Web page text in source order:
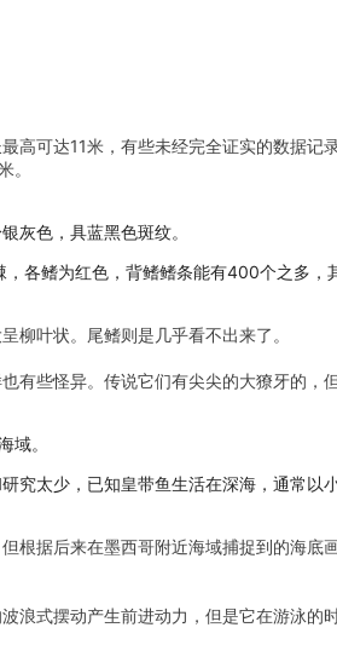
高可达11米，有些未经完全证实的数据
。
灰色，具蓝黑色斑纹。
各鳍为红色，背鳍鳍条能有400个之多
柳叶状。尾鳍则是几乎看不出来了。
有些怪异。传说它们有尖尖的大獠牙的，
域。
究太少，已知皇带鱼生活在深海，通常以
根据后来在墨西哥附近海域捕捉到的海
浪式摆动产生前进动力，但是它在游泳的